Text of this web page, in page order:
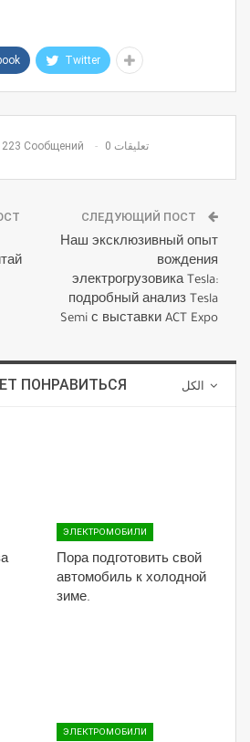
Twitter
223 Сообщений 0 تعليقات
СЛЕДУЮЩИЙ ПОСТ
Наш эксклюзивный опыт
вождения
электрогрузовика Tesla:
подробный анализ Tesla
Semi с выставки ACT Expo
ПОНРАВИТЬСЯ
ЭЛЕКТРОМОБИЛИ
Пора подготовить свой
автомобиль к холодной
зиме.
ЭЛЕКТРОМОБИЛИ